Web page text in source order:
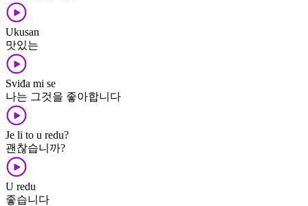
Ukusan
맛있는
Sviđa mi se
나는 그것을 좋아합니다
Je li to u redu?
괜찮습니까?
U redu
좋습니다